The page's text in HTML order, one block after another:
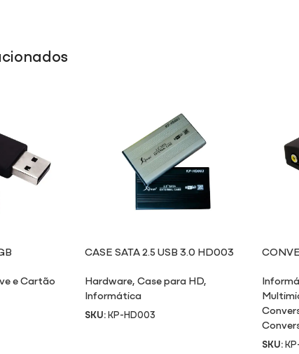
e Cartão
CASE SATA 2.5 USB 3.0 HD003
Hardware,Case para HD,
Informática
SKU:KP-HD003
SKU: